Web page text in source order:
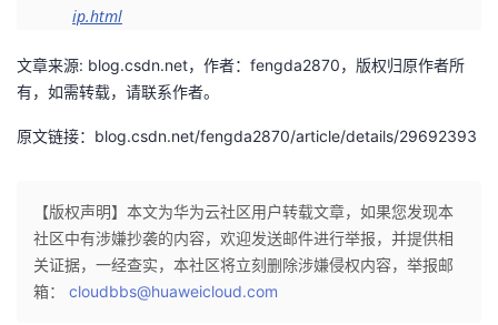
ip.html
文章来源: blog.csdn.net，作者：fengda2870，版权归原作者所
有，如需转载，请联系作者。
原文链接：blog.csdn.net/fengda2870/article/details/29692393
【版权声明】本文为华为云社区用户转载文章，如果您发现本
社区中有涉嫌抄袭的内容，欢迎发送邮件进行举报，并提供相
关证据，一经查实，本社区将立刻删除涉嫌侵权内容，举报邮
箱： cloudbbs@huaweicloud.com